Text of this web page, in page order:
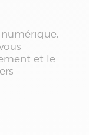
et le